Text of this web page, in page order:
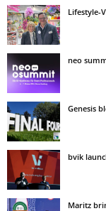
Lifestyle-
neo
Genesis
bvik
Maritz